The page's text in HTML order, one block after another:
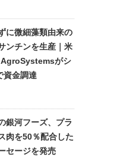
に微細藻類由来の
ンチンを生産｜米
がシ
資金調達
銀河フーズ、プラ
肉を50％配合した
セージを発売